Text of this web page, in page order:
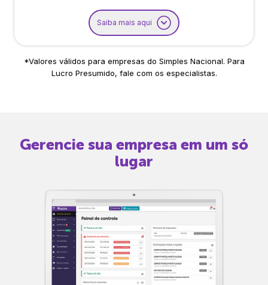
Saiba mais aqui
*Valores válidos para empresas do Simples Nacional. Para
Lucro Presumido, fale com os especialistas.
Gerencie sua empresa em um só
lugar